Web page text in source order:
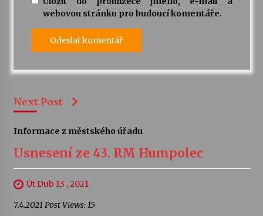
webovou stránku pro budoucí komentáře.
Next Post
Informace z městského úřadu
Usnesení ze 43. RM Humpolec
Út Dub 13 , 2021
7.4.2021 Post Views: 15